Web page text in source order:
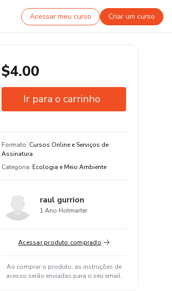
Acessar meu curso Criar um curso
$4.00
Ir para o carrinho
Estude do seu jeito e em qualquer
dispositivo
Formato: Cursos Online e Serviços de
Assinatura
Categoria: Ecologia e Meio Ambiente
raul gurrion
1 Ano Hotmarter
Acessar produto comprado
Ao comprar o produto, as instruções de
acesso serão enviadas para o seu email.